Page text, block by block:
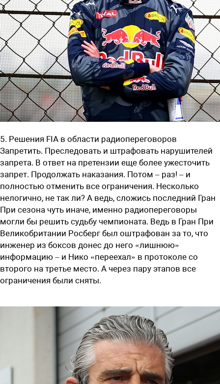
5. Решения FIA в области радиопереговоров
Запретить. Преследовать и штрафовать нарушителей
запрета. В ответ на претензии еще более ужесточить
запрет. Продолжать наказания. Потом – раз! – и
полностью отменить все ограничения. Несколько
нелогично, не так ли? А ведь, сложись последний Гран
При сезона чуть иначе, именно радиопереговоры
могли бы решить судьбу чемпионата. Ведь в Гран При
Великобритании Росберг был оштрафован за то, что
инженер из боксов донес до него «лишнюю»
информацию – и Нико «переехал» в протоколе со
второго на третье место. А через пару этапов все
ограничения были сняты.